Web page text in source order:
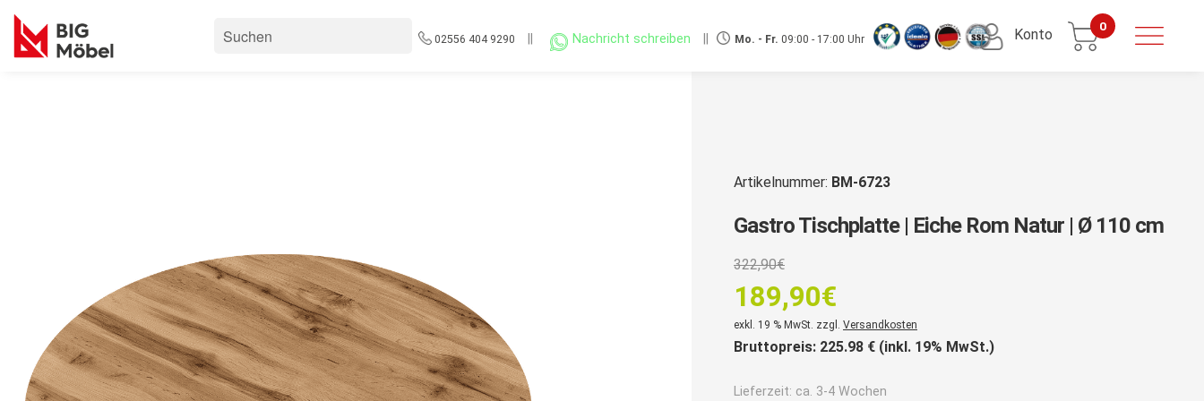
02556 404 9290 Nachricht schreiben Mo. - Fr. 09:00 - 17:00 Uhr Konto 0
Artikelnummer: BM-6723
Gastro Tischplatte | Eiche Rom Natur | Ø 110 cm
322,90€Ursprünglicher
Preis
war:
322,90€
189,90€
Aktueller
Preis
ist:
exkl. 19 % MwSt. zzgl. Versandkosten
Bruttopreis: 225.98 € (inkl. 19% MwSt.)
Lieferzeit: ca. 3-4 Wochen